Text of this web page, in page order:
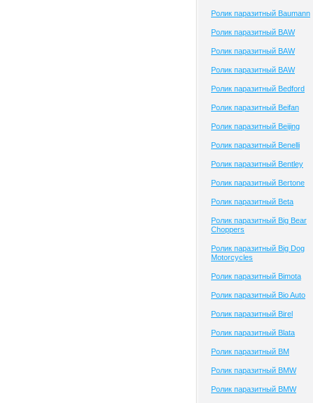
Ролик паразитный Baumann
Ролик паразитный BAW
Ролик паразитный BAW
Ролик паразитный BAW
Ролик паразитный Bedford
Ролик паразитный Beifan
Ролик паразитный Beijing
Ролик паразитный Benelli
Ролик паразитный Bentley
Ролик паразитный Bertone
Ролик паразитный Beta
Ролик паразитный Big Bear
Choppers
Ролик паразитный Big Dog
Motorcycles
Ролик паразитный Bimota
Ролик паразитный Bio Auto
Ролик паразитный Birel
Ролик паразитный Blata
Ролик паразитный BM
Ролик паразитный BMW
Ролик паразитный BMW